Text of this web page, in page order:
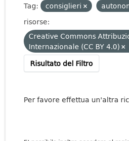
Tag: consiglieri
risorse:
Creative Commons
Internazionale (CC BY 4.0)
Risultato del Filtro
Per favore effettua un'altra